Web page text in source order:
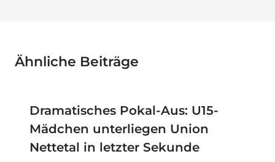
Ähnliche Beiträge
Dramatisches Pokal-Aus: U15-
Mädchen unterliegen Union
Nettetal in letzter Sekunde